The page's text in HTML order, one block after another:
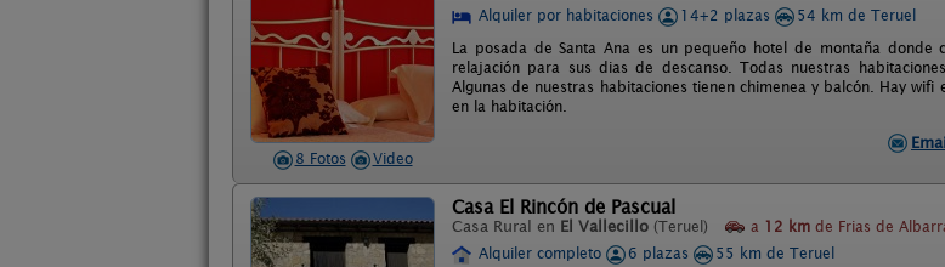
8 Fotos Video
Alquiler por habitaciones
14+2 plazas
54 km de Teruel
La posada de Santa Ana es un pequeño hotel de montaña
relajación para sus dias de descanso. Todas nuestras
Algunas de nuestras habitaciones tienen chimenea y balcón. Hay
en la habitación.
Casa El Rincón de Pascual
Casa Rural en El Vallecillo (Teruel) a 12 km de Frias de
Alquiler completo
6 plazas
55 km de Teruel